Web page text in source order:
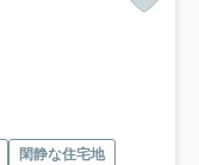
閑静な住宅地